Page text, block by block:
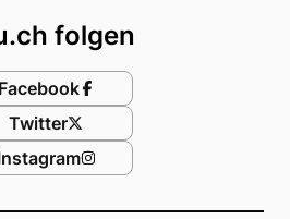
folgen
Facebook
Twitter